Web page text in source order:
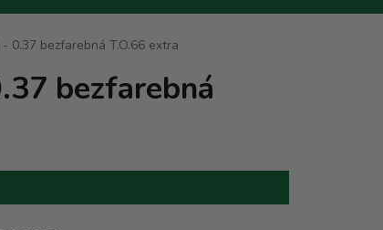
0.37 bezfarebná T.O.66 extra
bezfarebná